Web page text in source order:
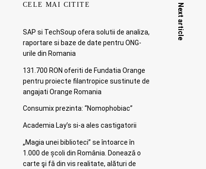
Next article
CELE MAI CITITE
SAP si TechSoup ofera solutii de analiza,
raportare si baze de date pentru ONG-
urile din Romania
131.700 RON oferiti de Fundatia Orange
pentru proiecte filantropice sustinute de
angajati Orange Romania
Consumix prezinta: “Nomophobiac”
Academia Lay’s si-a ales castigatorii
„Magia unei biblioteci” se întoarce în
1.000 de școli din România. Doneazǎ o
carte şi fǎ din vis realitate, alături de